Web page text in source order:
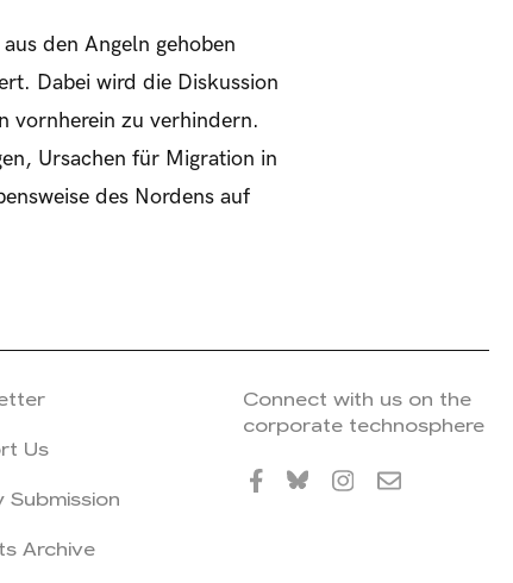
den Angeln gehoben
Dabei wird die Diskussion
vornherein zu verhindern.
Ursachen für Migration in
des Nordens auf
Us
Submission
Archive
Connect with us on the
corporate technosphere